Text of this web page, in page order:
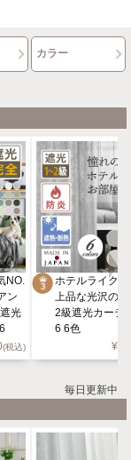
カラー
NO.
ン
光
(税込)
ホテルライク
上品な光沢の
2級遮光カーテ
6 6色
¥
毎日更新中